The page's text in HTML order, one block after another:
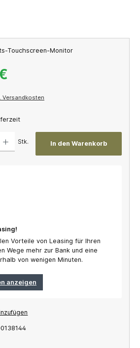
Touchscreen-Monitor
Versandkosten
Stk. In den Warenkorb
Vorteile von Leasing für Ihren
Wege mehr zur Bank und eine
von wenigen Minuten.
anzeigen